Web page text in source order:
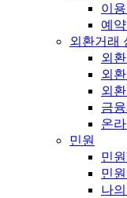
이
예약
외환거래
외
외
외
금
온
민원
민
민
나